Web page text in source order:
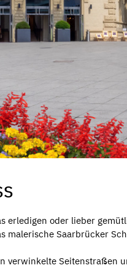
erledigen oder lieber
malerische Saarbrücker
verwinkelte Seitenstraßen